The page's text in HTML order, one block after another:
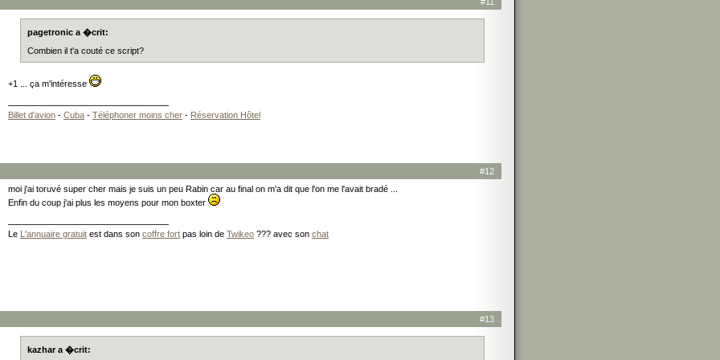
pagetronic a �crit:
Combien il t'a couté ce script?
+1 ... ça m'intéresse
Billet d'avion - Cuba - Téléphoner moins cher - Réservation Hôtel
#12
moi j'ai toruvé super cher mais je suis un peu Rabin car au final on m'a dit que l'on me l'avait bradé ...
Enfin du coup j'ai plus les moyens pour mon boxter
Le L'annuaire gratuit est dans son coffre fort pas loin de Twikeo ??? avec son chat
#13
kazhar a �crit: